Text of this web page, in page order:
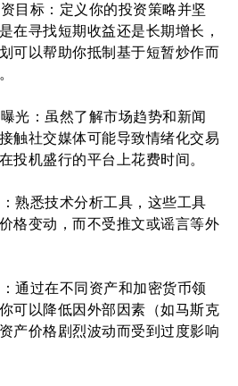
目标：定义你的投资策略并坚
在寻找短期收益还是长期增长，
可以帮助你抵制基于短暂炒作而
光：虽然了解市场趋势和新闻
触社交媒体可能导致情绪化交易
投机盛行的平台上花费时间。
熟悉技术分析工具，这些工具
格变动，而不受推文或谣言等外
通过在不同资产和加密货币领
可以降低因外部因素（如马斯克
产价格剧烈波动而受到过度影响